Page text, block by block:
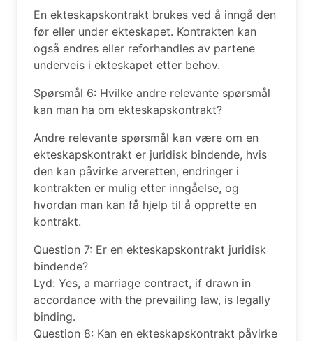
En ekteskapskontrakt brukes ved å inngå den
før eller under ekteskapet. Kontrakten kan
også endres eller reforhandles av partene
underveis i ekteskapet etter behov.
Spørsmål 6: Hvilke andre relevante spørsmål
kan man ha om ekteskapskontrakt?
Andre relevante spørsmål kan være om en
ekteskapskontrakt er juridisk bindende, hvis
den kan påvirke arveretten, endringer i
kontrakten er mulig etter inngåelse, og
hvordan man kan få hjelp til å opprette en
kontrakt.
Question 7: Er en ekteskapskontrakt juridisk
bindende?
Lyd: Yes, a marriage contract, if drawn in
accordance with the prevailing law, is legally
binding.
Question 8: Kan en ekteskapskontrakt påvirke